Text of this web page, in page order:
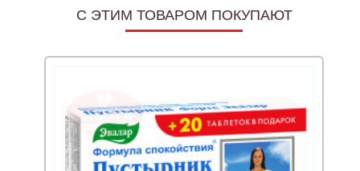
C ЭТИМ ТОВАРОМ ПОКУПАЮТ